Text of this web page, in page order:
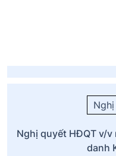
Nghị quyết HĐQT v/v
danh